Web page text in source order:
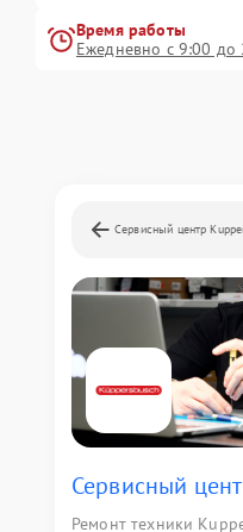
Время работы
Ежедневно с 9:00 до
Сервисный центр
Сервисный
Ремонт техники